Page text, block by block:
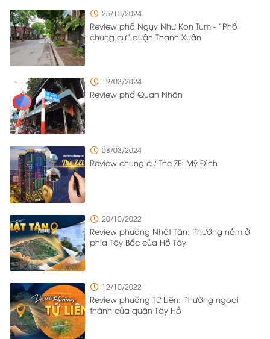
tự. Với mật độ cư dân sinh sống và làm việc cao, chủ đầu
tư đã triển khai nhiều giải pháp quản lý tổng thể để quản
lý một cách hiệu quả và vẫn đảm bảo sự thuận tiện cho
cư dân sinh sống tại đây.
25/10/2024
Review phố Ngụy Như Kon Tum - “Phố
chung cư” quận Thanh Xuân
19/03/2024
Review phố Quan Nhân
08/03/2024
Review chung cư The ZEi Mỹ Đình
20/10/2022
Review phường Nhật Tân: Phường nằm ở
phía Tây Bắc của Hồ Tây
12/10/2022
Review phường Tứ Liên: Phường ngoại
thành của quận Tây Hồ